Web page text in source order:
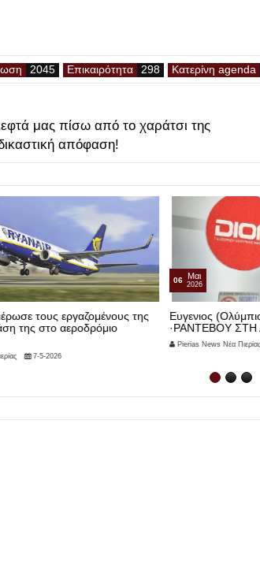
Επικαιρότητα Κατερίνη agenda
μας πίσω από το χαράτσι της
απόφαση!
της
αεροδρόμιο
06 Μαι
2026
Ευγενιος (Ολύμπιος)
·ΡΑΝΤΕΒΟΥ ΣΤΗ ΔΙΟΝ
Pierias News Νέα Πιερίας 6-5-2026